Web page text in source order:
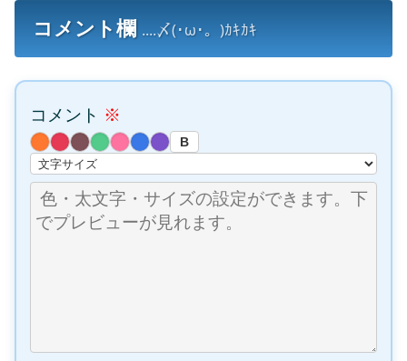
コメント欄 ....〆(･ω･。)ｶｷｶｷ
コメント ※
B